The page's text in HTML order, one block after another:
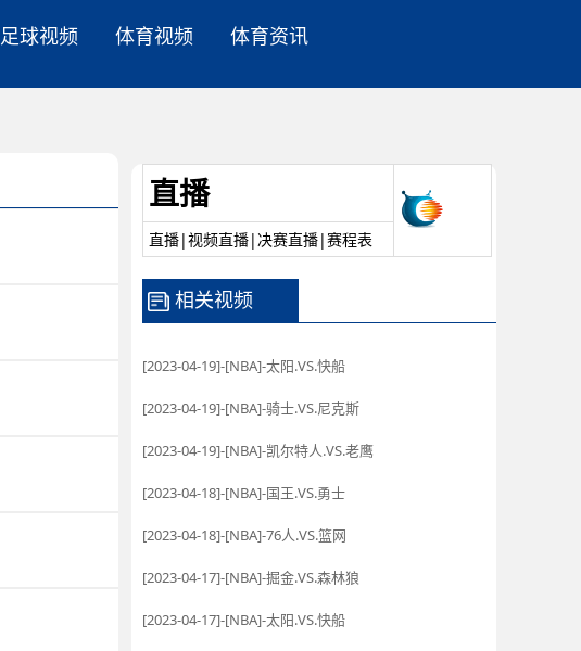
足球视频 体育视频 体育资讯
直播
直播|视频直播|决赛直播|赛程表
相关视频
[2023-04-19]-[NBA]-太阳.VS.快船
[2023-04-19]-[NBA]-骑士.VS.尼克斯
[2023-04-19]-[NBA]-凯尔特人.VS.老鹰
[2023-04-18]-[NBA]-国王.VS.勇士
[2023-04-18]-[NBA]-76人.VS.篮网
[2023-04-17]-[NBA]-掘金.VS.森林狼
[2023-04-17]-[NBA]-太阳.VS.快船